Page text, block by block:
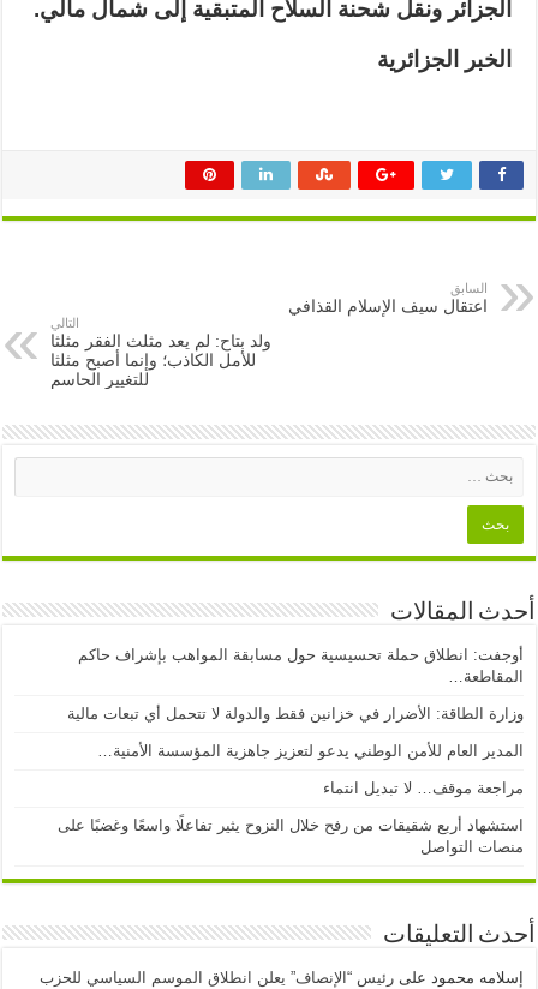
الجزائر ونقل شحنة السلاح المتبقية إلى شمال مالي.
الخبر الجزائرية
السابق
اعتقال سيف الإسلام القذافي
التالي
ولد بتاح: لم يعد مثلث الفقر مثلثا
للأمل الكاذب؛ وإنما أصبح مثلثا
للتغيير الحاسم
أحدث المقالات
أوجفت: انطلاق حملة تحسيسية حول مسابقة المواهب بإشراف حاكم
المقاطعة…
وزارة الطاقة: الأضرار في خزانين فقط والدولة لا تتحمل أي تبعات مالية
المدير العام للأمن الوطني يدعو لتعزيز جاهزية المؤسسة الأمنية…
مراجعة موقف… لا تبديل انتماء
استشهاد أربع شقيقات من رفح خلال النزوح يثير تفاعلًا واسعًا وغضبًا على
منصات التواصل
أحدث التعليقات
إسلامه محمود علىرئيس “الإنصاف” يعلن انطلاق الموسم السياسي للحزب